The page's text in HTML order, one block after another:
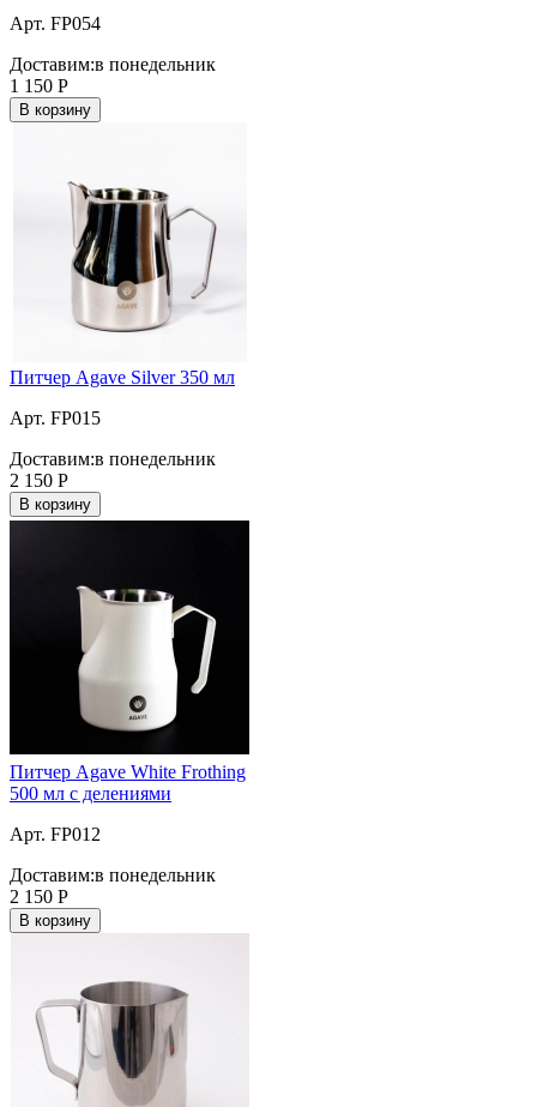
Арт. FP054
Доставим:в понедельник
1 150 Р
В корзину
Питчер Agave Silver 350 мл
Арт. FP015
Доставим:в понедельник
2 150 Р
В корзину
Питчер Agave White Frothing
500 мл с делениями
Арт. FP012
Доставим:в понедельник
2 150 Р
В корзину